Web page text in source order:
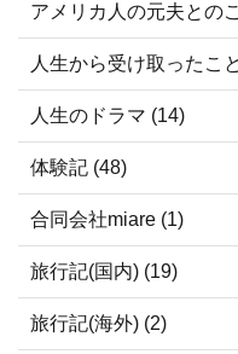
アメリカ人の元夫との
人生から受け取ったこ
人生のドラマ (14)
体験記 (48)
合同会社miare (1)
旅行記(国内) (19)
旅行記(海外) (2)